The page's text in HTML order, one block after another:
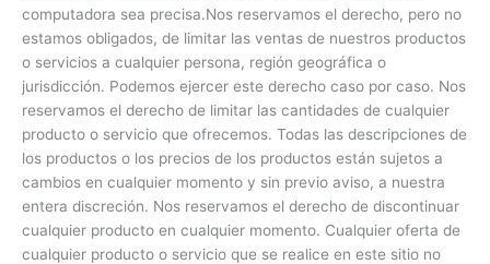
computadora sea precisa.Nos reservamos el derecho, pero no
estamos obligados, de limitar las ventas de nuestros productos
o servicios a cualquier persona, región geográfica o
jurisdicción. Podemos ejercer este derecho caso por caso. Nos
reservamos el derecho de limitar las cantidades de cualquier
producto o servicio que ofrecemos. Todas las descripciones de
los productos o los precios de los productos están sujetos a
cambios en cualquier momento y sin previo aviso, a nuestra
entera discreción. Nos reservamos el derecho de discontinuar
cualquier producto en cualquier momento. Cualquier oferta de
cualquier producto o servicio que se realice en este sitio no